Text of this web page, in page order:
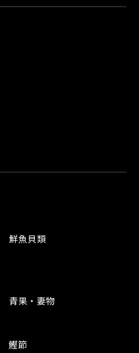
鮮魚貝類
青果・妻物
鰹節